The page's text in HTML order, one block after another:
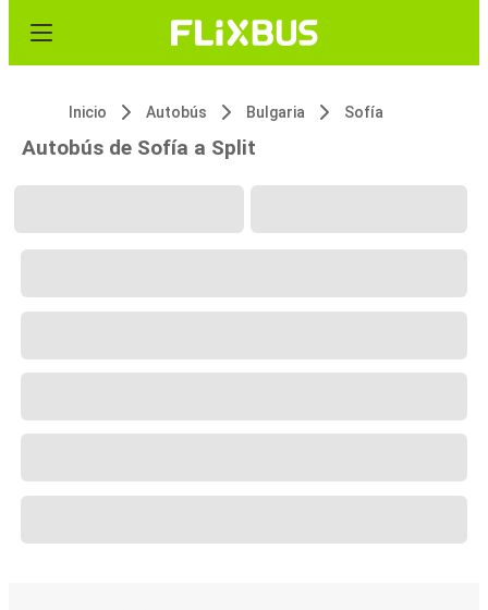
Inicio Autobús Bulgaria Sofía
Autobús de Sofía a Split